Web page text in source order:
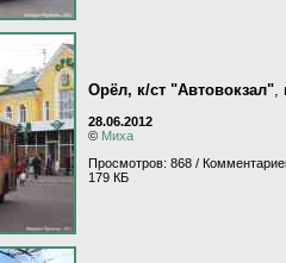
Орёл, к/ст "Автовокзал"
28.06.2012
© Миха
Просмотров: 868 /
179 КБ